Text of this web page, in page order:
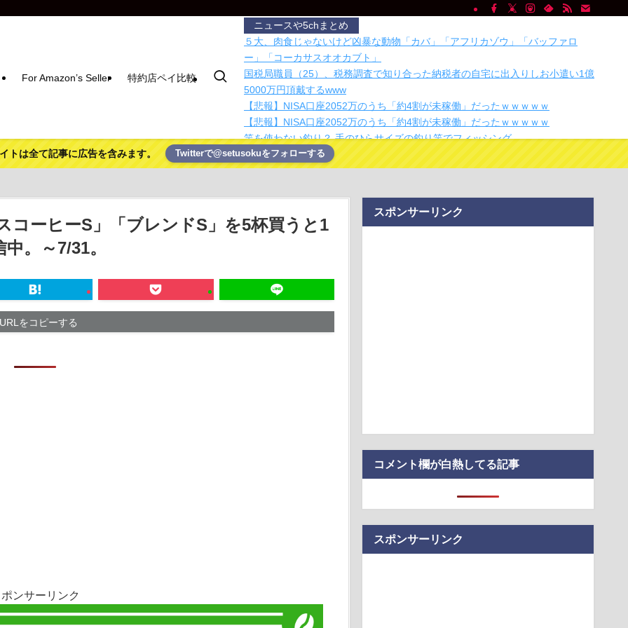
For Amazon’s Seller 特約店ペイ比較
ニュースや5chまとめ
５大、肉食じゃないけど凶暴な動物「カバ」「アフリカゾウ」「バッファロ
ー」「コーカサスオオカブト」
国税局職員（25）、税務調査で知り合った納税者の自宅に出入りしお小遣い1億
5000万円頂戴するwww
【悲報】NISA口座2052万のうち「約4割が未稼働」だったｗｗｗｗｗ
【悲報】NISA口座2052万のうち「約4割が未稼働」だったｗｗｗｗｗ
竿を使わない釣り？ 手のひらサイズの釣り竿でフィッシング
賃上げしない企業 過去最多ペースで倒産へ
【徹底議論】「日本をダメにした総理大臣」←結局誰だと思う？
た 宮崎は全身打撲、頭部裂…
2万円で始めるステージモニター。ソニー「IER-M500」は普段使いにも良い？
初音ミクが計算してくれる電卓アプリ「電卓 - Desktop Mate Widgets」を使っ
に、なんでお前らは旅行いかないの…
太陽表面を撮影した高解像度画像が捉えた「渦巻き模様」が太陽の謎を解く鍵
「かなりイケてる」KDDI社長が推すAI auショップ全店の業務負荷を大幅低減
トは全て記事に広告を含みます。 Twitterで@setusokuをフォローする
コーヒーS」「ブレンドS」を5杯買うと1
。～7/31。
URLをコピーする
ンサーリンク
スポンサーリンク
コメント欄が白熱してる記事
スポンサーリンク